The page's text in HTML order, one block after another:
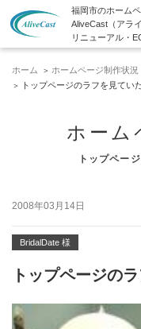
福岡市のホーム
AliveCast（アラ
リニューアル・
ホーム ホームページ制作状況
トップページのラフを見てい
ホーム
トップペー
2008年03月14日
BridalDate 様
トップページの